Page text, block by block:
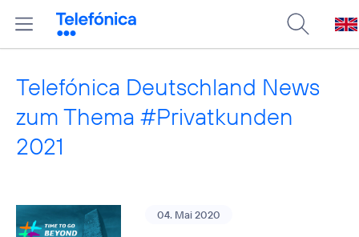
Telefónica Deutschland News
zum Thema #Privatkunden
2021
04. Mai 2020